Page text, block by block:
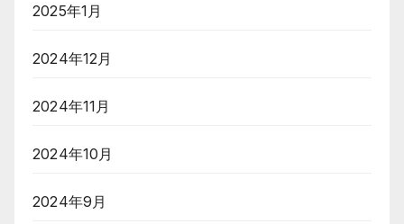
2025年1月
2024年12月
2024年11月
2024年10月
2024年9月